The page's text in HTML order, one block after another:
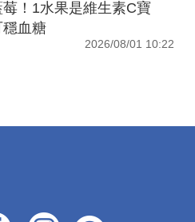
！1水果是維生素C寶
血糖
2026/08/01 10:22